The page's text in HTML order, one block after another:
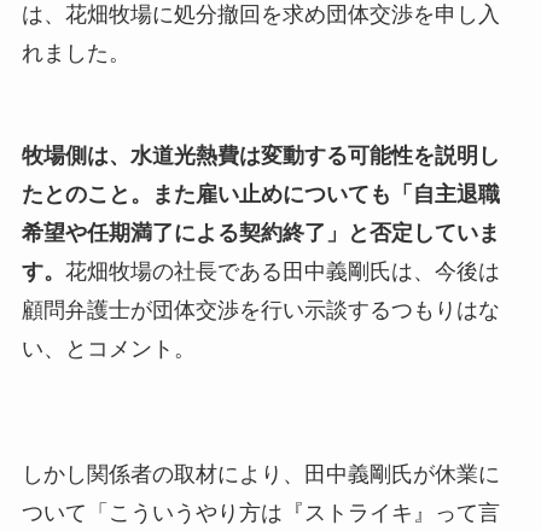
は、花畑牧場に処分撤回を求め団体交渉を申し入
れました。
牧場側は、水道光熱費は変動する可能性を説明し
たとのこと。また雇い止めについても「自主退職
希望や任期満了による契約終了」と否定していま
す。 花畑牧場の社長である田中義剛氏は、今後は
顧問弁護士が団体交渉を行い示談するつもりはな
い、とコメント。
しかし関係者の取材により、田中義剛氏が休業に
ついて「こういうやり方は『ストライキ』って言